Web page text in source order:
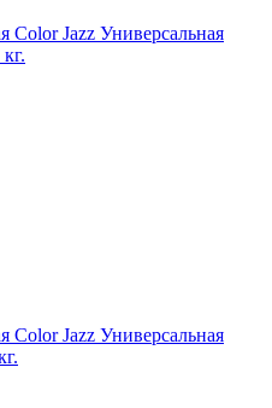
Color Jazz Универсальная
Color Jazz Универсальная